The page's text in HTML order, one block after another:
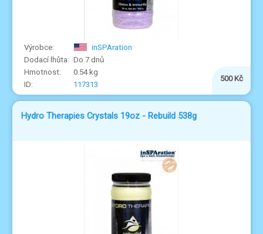
inSPAration
Do 7 dnů
0.54 kg
117313
500 Kč
Hydro Therapies Crystals 19oz - Rebuild 538g